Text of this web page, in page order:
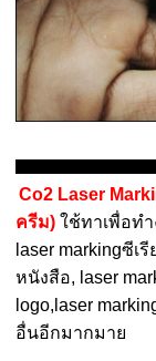
Co2 Laser
ครีม)ใช้ทาเพื่อท
laser markingซีเ
หนังสือ, laser
logo,laser
อื่นอีกมากมาย